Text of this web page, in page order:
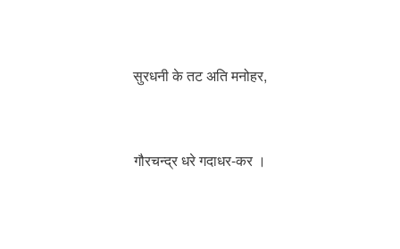
सुरधनी के तट अति मनोहर,
गौरचन्द्र धरे गदाधर-कर ।